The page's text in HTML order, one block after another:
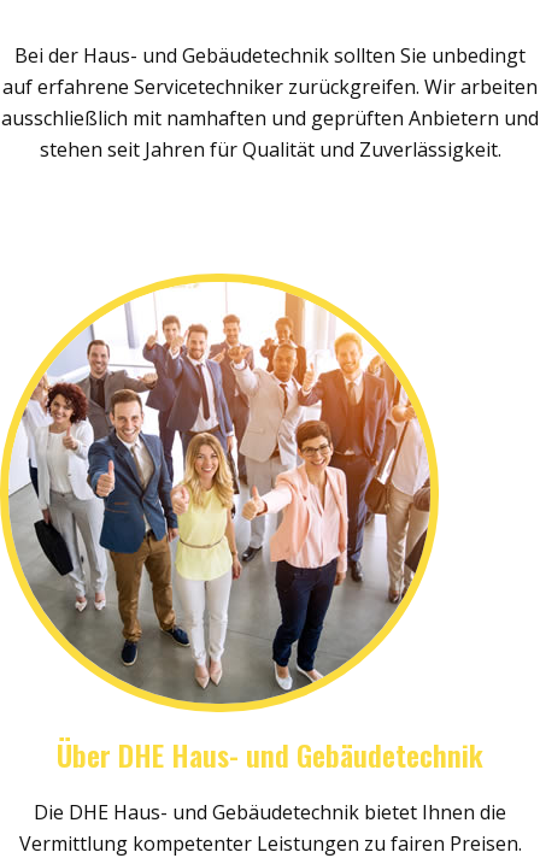
Bei der Haus- und Gebäudetechnik sollten Sie unbedingt
auf erfahrene Servicetechniker zurückgreifen. Wir arbeiten
ausschließlich mit namhaften und geprüften Anbietern und
stehen seit Jahren für Qualität und Zuverlässigkeit.
Über DHE Haus- und Gebäudetechnik
Die DHE Haus- und Gebäudetechnik bietet Ihnen die
Vermittlung kompetenter Leistungen zu fairen Preisen.